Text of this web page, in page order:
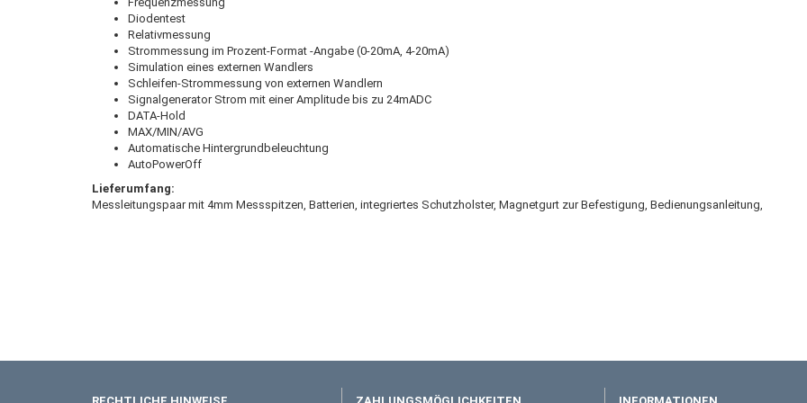
Diodentest
Relativmessung
Strommessung im Prozent-Format -Angabe (0-20mA, 4-20mA)
Simulation eines externen Wandlers
Schleifen-Strommessung von externen Wandlern
Signalgenerator Strom mit einer Amplitude bis zu 24mADC
DATA-Hold
MAX/MIN/AVG
Automatische Hintergrundbeleuchtung
AutoPowerOff
Lieferumfang:
Messleitungspaar mit 4mm Messspitzen, Batterien, integriertes Schutzholster, Magnetgurt zur Befestigung, Bedienungsanleitung,